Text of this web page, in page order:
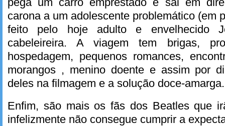
carona a um adolescente problemático (em
feito pelo hoje adulto e envelhecido
cabeleireira. A viagem tem brigas,
hospedagem, pequenos romances,
morangos , menino doente e assim por
deles na filmagem e a solução doce-amarga.
Enfim, são mais os fãs dos Beatles que
infelizmente não consegue cumprir a